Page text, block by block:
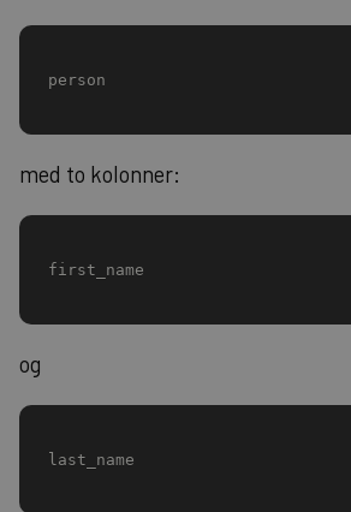
person
med to kolonner:
first_name
og
last_name